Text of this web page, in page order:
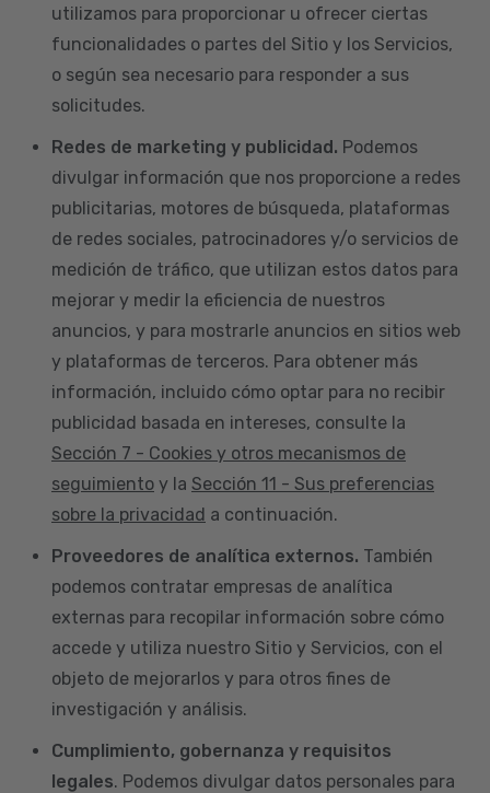
utilizamos para proporcionar u ofrecer ciertas
funcionalidades o partes del Sitio y los Servicios,
o según sea necesario para responder a sus
solicitudes.
Redes de marketing y publicidad. Podemos
divulgar información que nos proporcione a redes
publicitarias, motores de búsqueda, plataformas
de redes sociales, patrocinadores y/o servicios de
medición de tráfico, que utilizan estos datos para
mejorar y medir la eficiencia de nuestros
anuncios, y para mostrarle anuncios en sitios web
y plataformas de terceros. Para obtener más
información, incluido cómo optar para no recibir
publicidad basada en intereses, consulte la
Sección 7 - Cookies y otros mecanismos de
seguimiento y la Sección 11 - Sus preferencias
sobre la privacidad a continuación.
Proveedores de analítica externos. También
podemos contratar empresas de analítica
externas para recopilar información sobre cómo
accede y utiliza nuestro Sitio y Servicios, con el
objeto de mejorarlos y para otros fines de
investigación y análisis.
Cumplimiento, gobernanza y requisitos
legales. Podemos divulgar datos personales para